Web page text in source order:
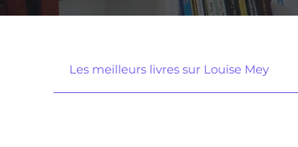
Les meilleurs livres sur Louise Mey